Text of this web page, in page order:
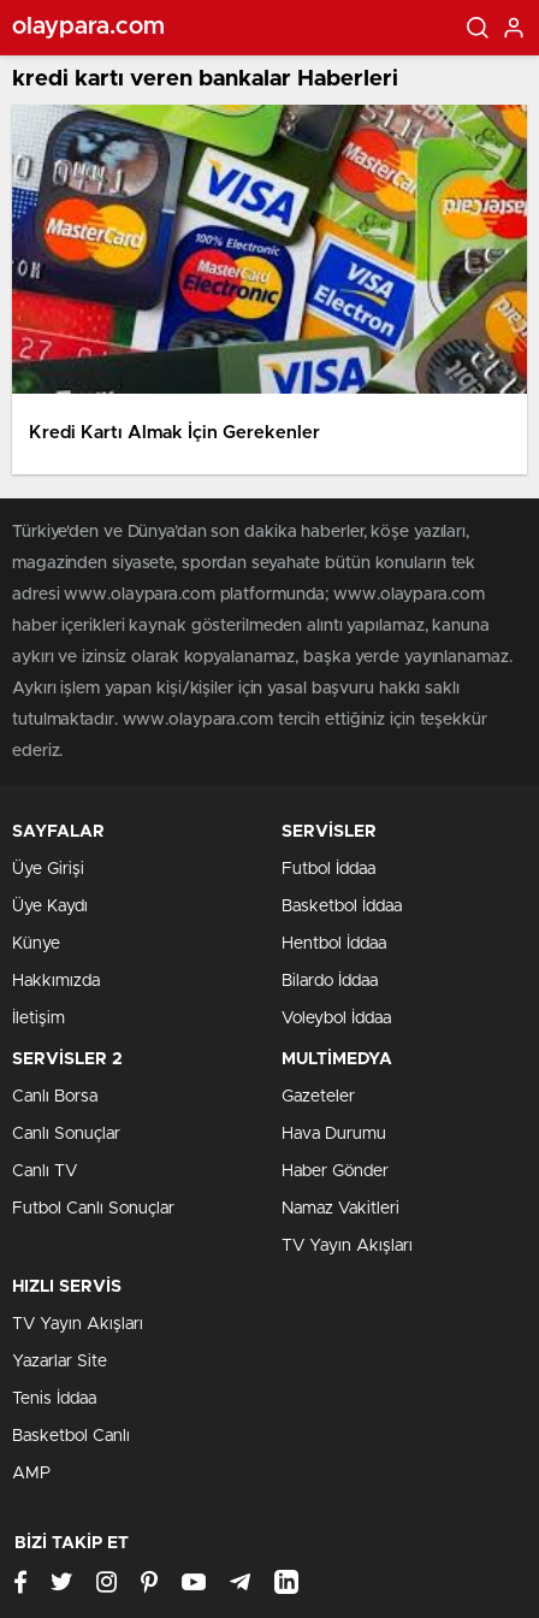
olaypara.com
kredi kartı veren bankalar Haberleri
Kredi Kartı Almak İçin Gerekenler
Türkiye'den ve Dünya’dan son dakika haberler, köşe yazıları,
magazinden siyasete, spordan seyahate bütün konuların tek
adresi www.olaypara.com platformunda; www.olaypara.com
haber içerikleri kaynak gösterilmeden alıntı yapılamaz, kanuna
aykırı ve izinsiz olarak kopyalanamaz, başka yerde yayınlanamaz.
Aykırı işlem yapan kişi/kişiler için yasal başvuru hakkı saklı
tutulmaktadır. www.olaypara.com tercih ettiğiniz için teşekkür
ederiz.
SAYFALAR
Üye Girişi
Üye Kaydı
Künye
Hakkımızda
İletişim
SERVİSLER
Futbol İddaa
Basketbol İddaa
Hentbol İddaa
Bilardo İddaa
Voleybol İddaa
SERVİSLER 2
Canlı Borsa
Canlı Sonuçlar
Canlı TV
Futbol Canlı Sonuçlar
MULTİMEDYA
Gazeteler
Hava Durumu
Haber Gönder
Namaz Vakitleri
TV Yayın Akışları
HIZLI SERVİS
TV Yayın Akışları
Yazarlar Site
Tenis İddaa
Basketbol Canlı
AMP
BİZİ TAKİP ET